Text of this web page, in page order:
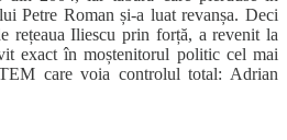
Petre Roman și-a luat revanșa. Deci
rețeaua Iliescu prin forță, a revenit la
exact în moștenitorul politic cel mai
care voia controlul total: Adrian